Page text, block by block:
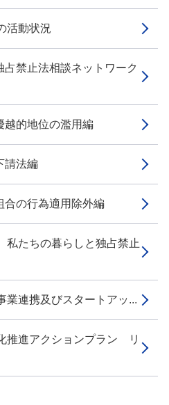
活動状況
禁止法相談ネットワーク
越的地位の濫用編
請法編
合の行為適用除外編
私たちの暮らしと独占禁止
業連携及びスタートアッ...
推進アクションプラン リ